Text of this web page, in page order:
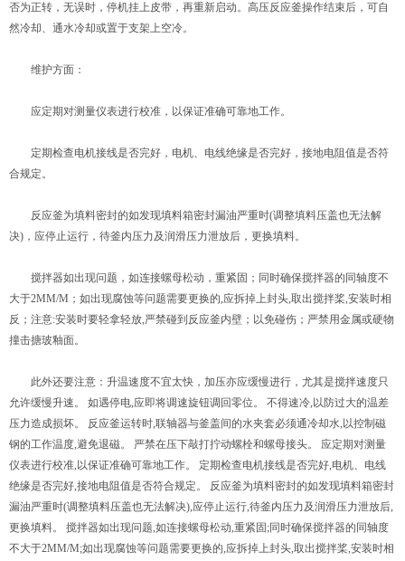
否为正转，无误时，停机挂上皮带，再重新启动。高压反应釜操作结束后，可自
然冷却、通水冷却或置于支架上空冷。
维护方面：
应定期对测量仪表进行校准，以保证准确可靠地工作。
定期检查电机接线是否完好，电机、电线绝缘是否完好，接地电阻值是否符
合规定。
反应釜为填料密封的如发现填料箱密封漏油严重时(调整填料压盖也无法解
决)，应停止运行，待釜内压力及润滑压力泄放后，更换填料。
搅拌器如出现问题，如连接螺母松动，重紧固；同时确保搅拌器的同轴度不
大于2MM/M；如出现腐蚀等问题需要更换的,应拆掉上封头,取出搅拌桨,安装时相
反；注意:安装时要轻拿轻放,严禁碰到反应釜内壁；以免碰伤；严禁用金属或硬物
撞击搪玻釉面。
此外还要注意：升温速度不宜太快，加压亦应缓慢进行，尤其是搅拌速度只
允许缓慢升速。 如遇停电,应即将调速旋钮调回零位。 不得速冷,以防过大的温差
压力造成损坏。 反应釜运转时,联轴器与釜盖间的水夹套必须通冷却水,以控制磁
钢的工作温度,避免退磁。 严禁在压下敲打拧动螺栓和螺母接头。 应定期对测量
仪表进行校准,以保证准确可靠地工作。 定期检查电机接线是否完好,电机、电线
绝缘是否完好,接地电阻值是否符合规定。 反应釜为填料密封的如发现填料箱密封
漏油严重时(调整填料压盖也无法解决),应停止运行,待釜内压力及润滑压力泄放后,
更换填料。 搅拌器如出现问题,如连接螺母松动,重紧固;同时确保搅拌器的同轴度
不大于2MM/M;如出现腐蚀等问题需要更换的,应拆掉上封头,取出搅拌桨,安装时相